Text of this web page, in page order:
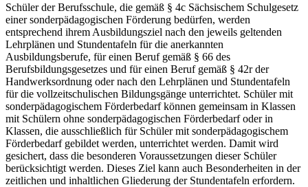
Schüler der Berufsschule, die gemäß § 4c Sächsischem Schulgesetz
einer sonderpädagogischen Förderung bedürfen, werden
entsprechend ihrem Ausbildungsziel nach den jeweils geltenden
Lehrplänen und Stundentafeln für die anerkannten
Ausbildungsberufe, für einen Beruf gemäß § 66 des
Berufsbildungsgesetzes und für einen Beruf gemäß § 42r der
Handwerksordnung oder nach den Lehrplänen und Stundentafeln
für die vollzeitschulischen Bildungsgänge unterrichtet. Schüler mit
sonderpädagogischem Förderbedarf können gemeinsam in Klassen
mit Schülern ohne sonderpädagogischen Förderbedarf oder in
Klassen, die ausschließlich für Schüler mit sonderpädagogischem
Förderbedarf gebildet werden, unterrichtet werden. Damit wird
gesichert, dass die besonderen Voraussetzungen dieser Schüler
berücksichtigt werden. Dieses Ziel kann auch Besonderheiten in der
zeitlichen und inhaltlichen Gliederung der Stundentafeln erfordern.